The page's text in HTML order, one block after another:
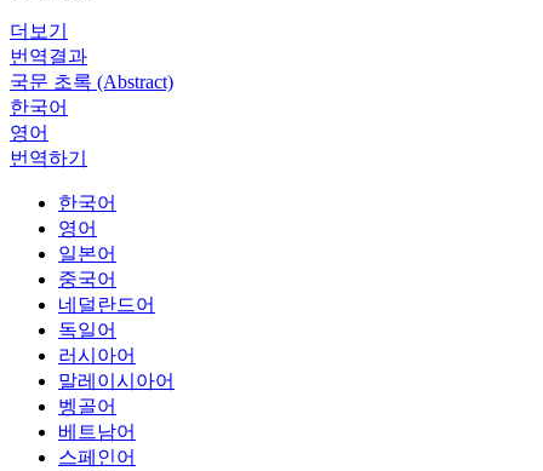
더보기
번역결과
국문 초록 (Abstract)
한국어
영어
번역하기
한국어
영어
일본어
중국어
네덜란드어
독일어
러시아어
말레이시아어
벵골어
베트남어
스페인어